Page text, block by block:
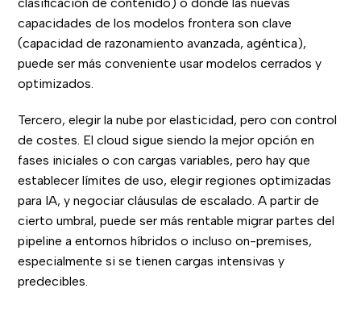
capacidades de los modelos frontera son clave
(capacidad de razonamiento avanzada, agéntica),
puede ser más conveniente usar modelos cerrados y
optimizados.
Tercero, elegir la nube por elasticidad, pero con control
de costes. El cloud sigue siendo la mejor opción en
fases iniciales o con cargas variables, pero hay que
establecer límites de uso, elegir regiones optimizadas
para IA, y negociar cláusulas de escalado. A partir de
cierto umbral, puede ser más rentable migrar partes del
pipeline a entornos híbridos o incluso on-premises,
especialmente si se tienen cargas intensivas y
predecibles.